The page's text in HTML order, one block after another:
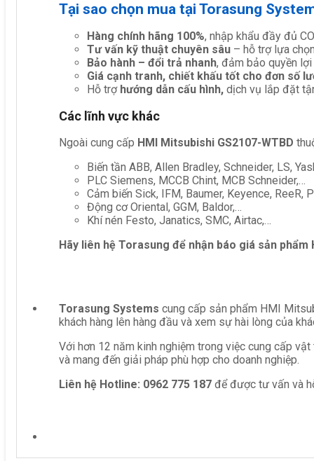
Tại sao chọn mua tại Torasung
Hàng chính hãng 100%, nhập khẩu đầy đủ
Tư vấn kỹ thuật chuyên sâu – hỗ trợ lựa
Bảo hành – đổi trả nhanh, đảm bảo quyền lợi
Giá cạnh tranh, chiết khấu tốt cho đơn số
Hỗ trợ hướng dẫn cấu hình, dịch vụ lắp đặt
Các lĩnh vực khác
Ngoài cung cấp HMI Mitsubishi GS2107-WTBD
Biến tần ABB, Allen Bradley, Schneider, LS,
PLC Siemens, MCCB Chint, MCB Schneider,…
Cảm biến Sick, IFM, Baumer, Keyence, ReeR,
Động cơ Oriental, GGM, Baldor,…
Khí nén Festo, Janatics, SMC, Airtac,…
Hãy liên hệ Torasung để nhận báo giá sản phẩm
Torasung Systems cung cấp sản phẩm HMI
khách hàng lên hàng đầu và xem sự hài lòng của
Với hơn 12 năm kinh nghiệm trong việc cung cấp
và mang đến giải pháp phù hợp cho doanh nghiệp.
Liên hệ Hotline: 0962 775 187 để được tư vấn và